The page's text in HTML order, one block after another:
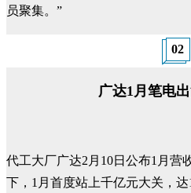
员聚集。”
02
广达1月笔电
代工大厂广达2月10日公布1月营
下，1月首度站上千亿元大关，